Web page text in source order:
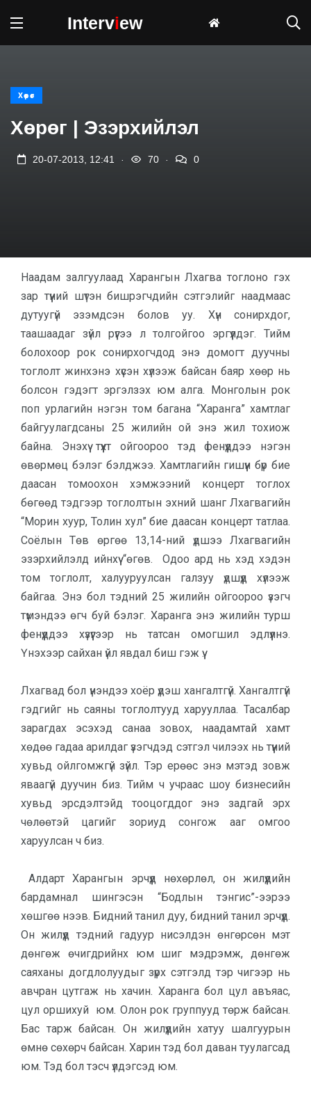
Interview
Хөрөг
Хөрөг | Эзэрхийлэл
20-07-2013, 12:41 70 0
Наадам залгуулаад Харангын Лхагва тоглоно гэх
зар түүний шүтэн бишрэгчдийн сэтгэлийг наадмаас
дутуугүй эзэмдсэн болов уу. Хүн сонирхдог,
таашаадаг зүйл рүүгээ л толгойгоо эргүүлдэг. Тийм
болохоор рок сонирхогчдод энэ домогт дуучны
тоглолт жинхэнэ хүсэн хүлээж байсан баяр хөөр нь
болсон гэдэгт эргэлзэх юм алга. Монголын рок
поп урлагийн нэгэн том багана “Харанга” хамтлаг
байгуулагдсаны 25 жилийн ой энэ жил тохиож
байна. Энэхүү түүхт ойгоороо тэд фенүүддээ нэгэн
өвөрмөц бэлэг бэлджээ. Хамтлагийн гишүүн бүр бие
даасан томоохон хэмжээний концерт тоглох
бөгөөд тэдгээр тоглолтын эхний шанг Лхагвагийн
“Морин хуур, Толин хул” бие даасан концерт татлаа.
Соёлын Төв өргөө 13,14-ний үдшээ Лхагвагийн
эзэрхийлэлд ийнхүү “өгөв. Одоо ард нь хэд хэдэн
том тоглолт, халууруулсан галзуу үдшүүд хүлээж
байгаа. Энэ бол тэдний 25 жилийн ойгоороо үзэгч
түмэндээ өгч буй бэлэг. Харанга энэ жилийн турш
фенүүддээ хүзүүгээр нь татсан омогшил эдлүүлнэ.
Үнэхээр сайхан үйл явдал биш гэж үү.
Лхагвад бол үнэндээ хоёр үдэш хангалтгүй. Хангалтгүй
гэдгийг нь саяны тоглолтууд харууллаа. Тасалбар
зарагдах эсэхэд санаа зовох, наадамтай хамт
хөдөө гадаа арилдаг үзэгчдэд сэтгэл чилээх нь түүний
хувьд ойлгомжгүй зүйл. Тэр ерөөс энэ мэтэд зовж
яваагүй дуучин биз. Тийм ч учраас шоу бизнесийн
хувьд эрсдэлтэйд тооцогддог энэ задгай эрх
чөлөөтэй цагийг зориуд сонгож ааг омгоо
харуулсан ч биз.
Алдарт Харангын эрчүүд нөхөрлөл, он жилүүдийн
бардамнал шингэсэн “Бодлын тэнгис”-ээрээ
хөшгөө нээв. Бидний танил дуу, бидний танил эрчүүд.
Он жилүүд тэдний гадуур нисэлдэн өнгөрсөн мэт
дөнгөж өчигдрийнх юм шиг мэдрэмж, дөнгөж
саяханы догдлолуудыг зүрх сэтгэлд тэр чигээр нь
авчран цутгаж нь хачин. Харанга бол цул авъяас,
цул оршихуй юм. Олон рок группууд төрж байсан.
Бас тарж байсан. Он жилүүдийн хатуу шалгуурын
өмнө сөхөрч байсан. Харин тэд бол даван туулагсад
юм. Тэд бол тэсч үлдэгсэд юм.